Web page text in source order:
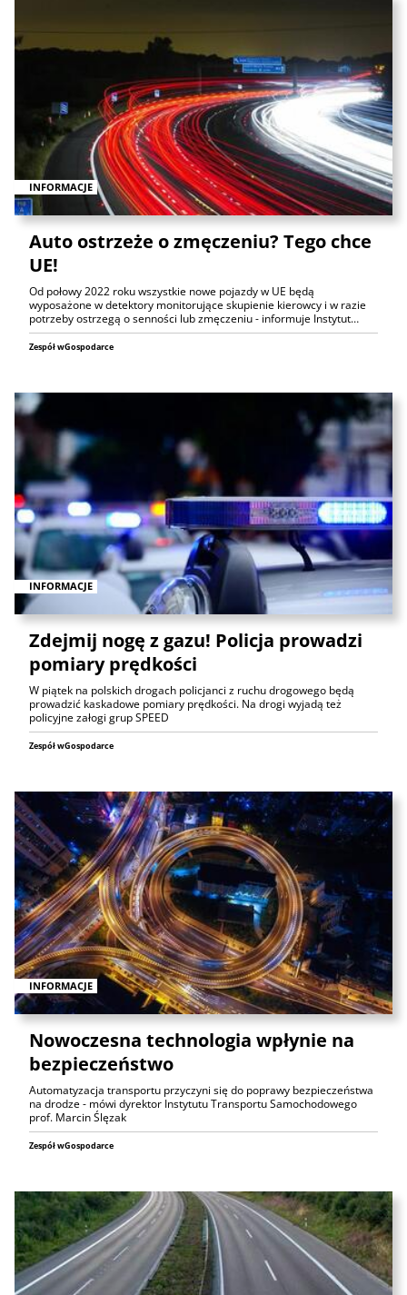
INFORMACJE
Auto ostrzeże o zmęczeniu? Tego chce
UE!
Od połowy 2022 roku wszystkie nowe pojazdy w UE będą
wyposażone w detektory monitorujące skupienie kierowcy i w razie
potrzeby ostrzegą o senności lub zmęczeniu - informuje Instytut…
Zespół wGospodarce
INFORMACJE
Zdejmij nogę z gazu! Policja prowadzi
pomiary prędkości
W piątek na polskich drogach policjanci z ruchu drogowego będą
prowadzić kaskadowe pomiary prędkości. Na drogi wyjadą też
policyjne załogi grup SPEED
Zespół wGospodarce
INFORMACJE
Nowoczesna technologia wpłynie na
bezpieczeństwo
Automatyzacja transportu przyczyni się do poprawy bezpieczeństwa
na drodze - mówi dyrektor Instytutu Transportu Samochodowego
prof. Marcin Ślęzak
Zespół wGospodarce